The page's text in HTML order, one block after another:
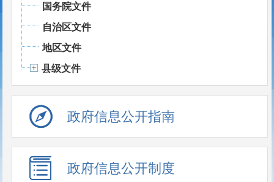
国务院文件
自治区文件
地区文件
县级文件
政府信息公开指南
政府信息公开制度